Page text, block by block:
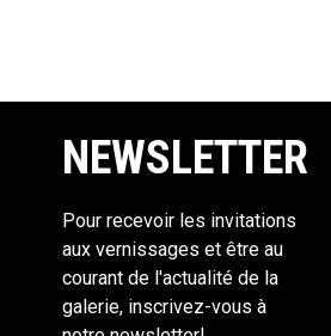
NEWSLETTER
Pour recevoir les invitations
aux vernissages et être au
courant de l'actualité de la
galerie, inscrivez-vous à